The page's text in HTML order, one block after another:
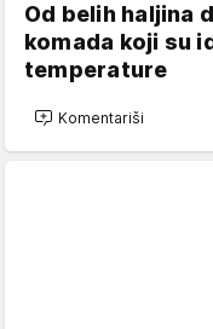
Od belih haljina
komada koji su
temperature
Komentariši